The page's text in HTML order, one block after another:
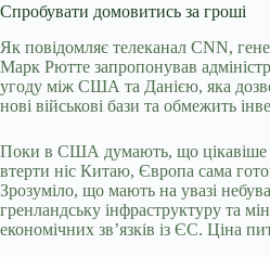
Спробувати домовитись за гроші
Як повідомляє телеканал CNN,
Марк Рютте запропонував
угоду між США та Данією, яка
нові військові бази та обмежить
Поки в США думають, що цікавіше
втерти ніс Китаю, Європа сама
Зрозуміло, що мають на увазі
гренландську інфраструктуру та
економічних зв’язків із ЄС. Ціна